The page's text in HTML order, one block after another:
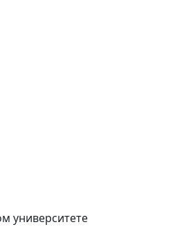
университете